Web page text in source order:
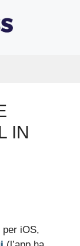
IN
iOS,